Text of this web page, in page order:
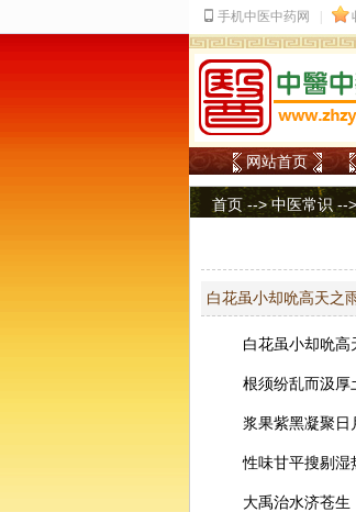
网站首页
首页 -->中医常识 --
白花虽小却吮高天之
白花虽小却吮高
根须纷乱而汲厚
浆果紫黑凝聚日
性味甘平搜剔湿
大禹治水济苍生